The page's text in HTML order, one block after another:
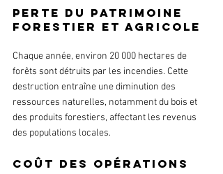
Perte du patrimoine
forestier et agricole
Chaque année, environ 20 000 hectares de
forêts sont détruits par les incendies. Cette
destruction entraîne une diminution des
ressources naturelles, notamment du bois et
des produits forestiers, affectant les revenus
des populations locales.
Coût des opérations